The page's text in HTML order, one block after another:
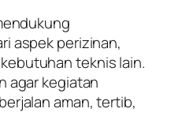
aspek perizinan,
teknis lain.
agar kegiatan
aman, tertib,